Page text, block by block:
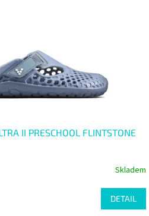
II PRESCHOOL FLINTSTONE
Skladem
DETAIL